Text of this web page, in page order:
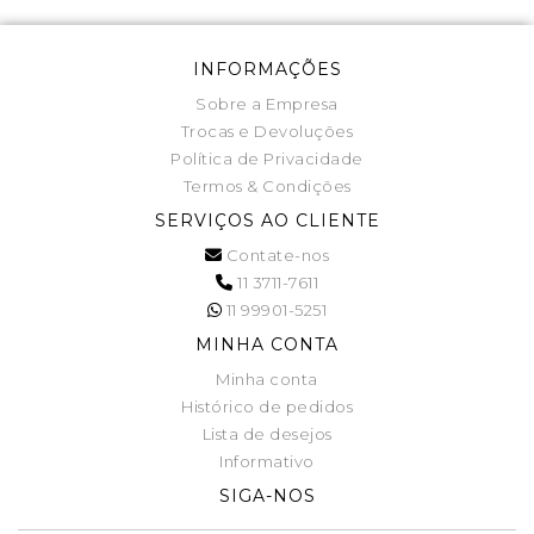
INFORMAÇÕES
Sobre a Empresa
Trocas e Devoluções
Política de Privacidade
Termos & Condições
SERVIÇOS AO CLIENTE
Contate-nos
11 3711-7611
11 99901-5251
MINHA CONTA
Minha conta
Histórico de pedidos
Lista de desejos
Informativo
SIGA-NOS